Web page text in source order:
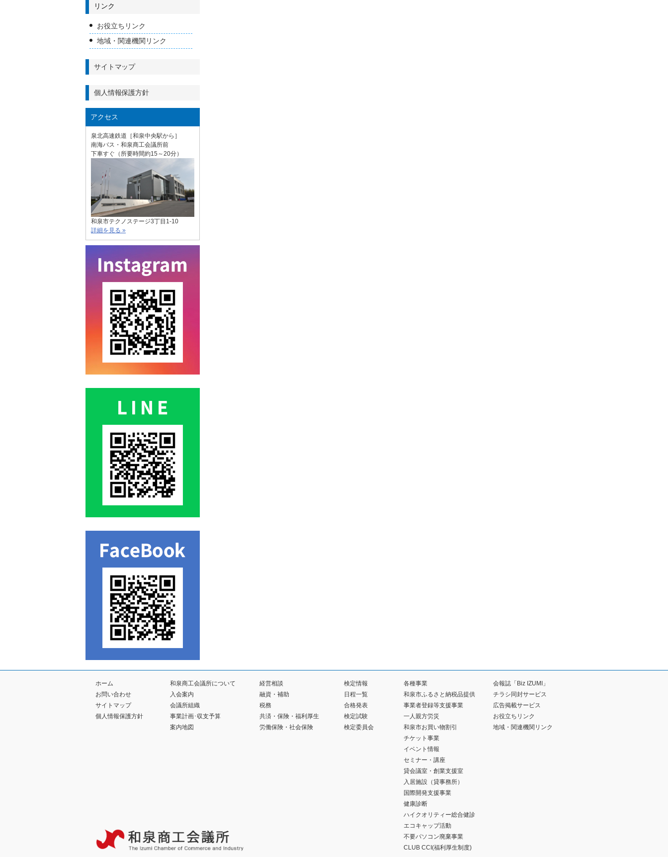
リンク
お役立ちリンク
地域・関連機関リンク
サイトマップ
個人情報保護方針
アクセス
泉北高速鉄道［和泉中央駅から］
南海バス・和泉商工会議所前
下車すぐ（所要時間約15～20分）
和泉市テクノステージ3丁目1-10
詳細を見る »
ホーム
お問い合わせ
サイトマップ
個人情報保護方針
和泉商工会議所について
入会案内
会議所組織
事業計画･収支予算
案内地図
経営相談
融資・補助
税務
共済・保険・福利厚生
労働保険・社会保険
検定情報
日程一覧
合格発表
検定試験
検定委員会
各種事業
和泉市ふるさと納税品提供
事業者登録等支援事業
一人親方労災
和泉市お買い物割引
チケット事業
イベント情報
セミナー・講座
貸会議室・創業支援室
入居施設（貸事務所）
国際開発支援事業
健康診断
ハイクオリティー総合健診
エコキャップ活動
不要パソコン廃棄事業
CLUB CCI(福利厚生制度)
会報誌「Biz IZUMI」
チラシ同封サービス
広告掲載サービス
お役立ちリンク
地域・関連機関リンク